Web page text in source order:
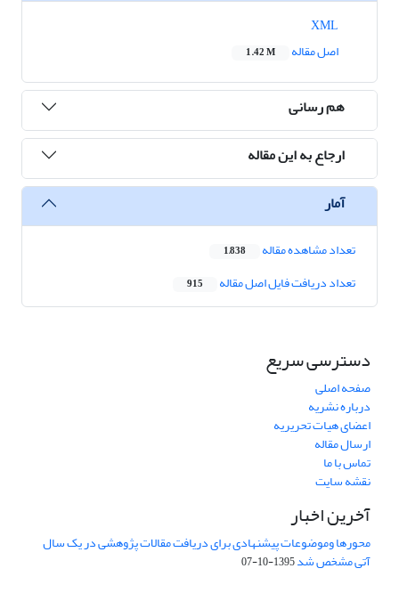
اصل مقاله
1.42 M
هم رسانی
ارجاع به این مقاله
آمار
تعداد مشاهده مقاله 1,838
تعداد دریافت فایل اصل مقاله 915
دسترسی سریع
صفحه اصلی
درباره نشریه
اعضای هیات تحریریه
ارسال مقاله
تماس با ما
نقشه سایت
آخرین اخبار
محورها وموضوعات پیشنهادی برای دریافت مقالات پژوهشی در یک سال
آتی مشخص شد1395-10-07